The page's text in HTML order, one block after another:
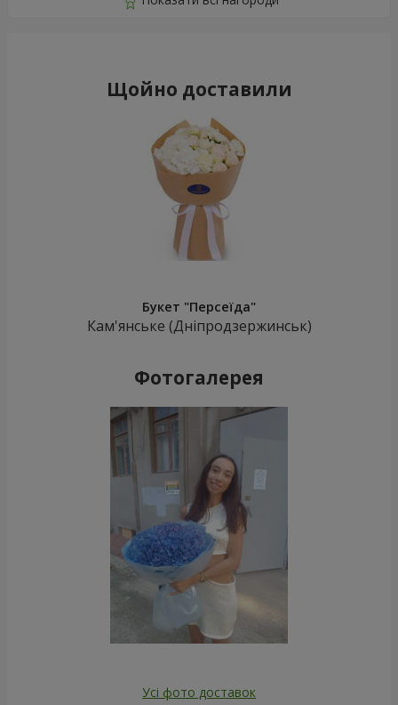
Щойно доставили
Букет "Персеїда"
Кам'янське (Дніпродзержинськ)
Фотогалерея
Усі фото доставок